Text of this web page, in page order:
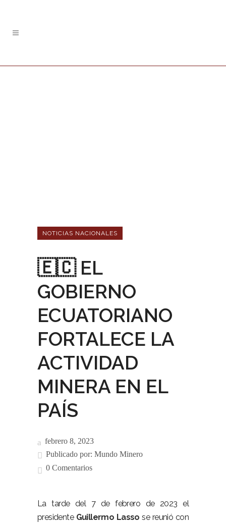
NOTICIAS NACIONALES
🇪🇨 EL
GOBIERNO
ECUATORIANO
FORTALECE LA
ACTIVIDAD
MINERA EN EL
PAÍS
febrero 8, 2023
Publicado por: Mundo Minero
0 Comentarios
La tarde del 7 de febrero de 2023 el
presidente Guillermo Lasso se reunió con